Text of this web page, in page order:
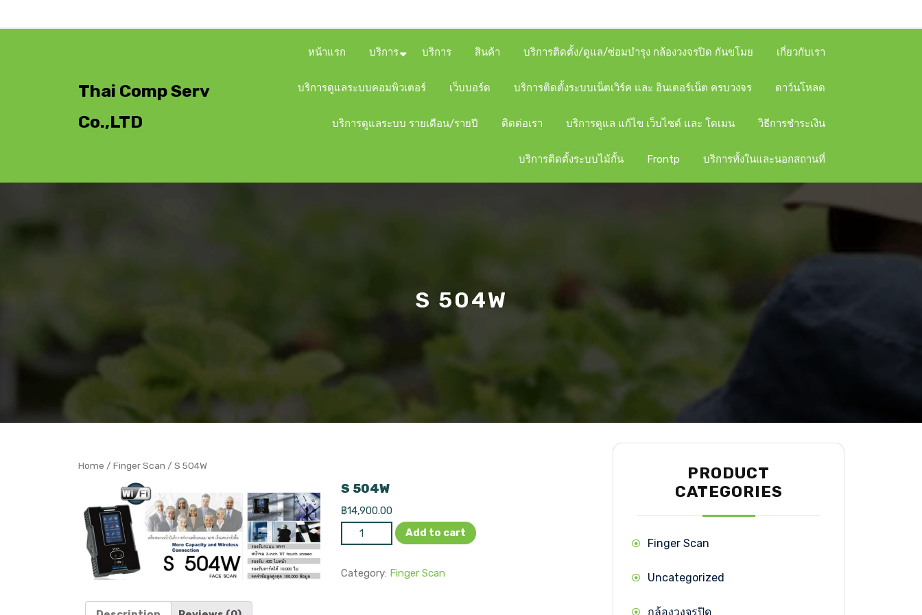
Thai Comp Serv
Co.,LTD
หน้าแรก บริการ บริการ สินค้า บริการติดตั้ง/ดูแล/ซ่อมบำรุง กล้องวงจรปิด กันขโมย เกี่ยวกับเรา
บริการดูแลระบบคอมพิวเตอร์ เว็บบอร์ด บริการติดตั้งระบบเน็ตเวิร์ค และ อินเตอร์เน็ต ครบวงจร ดาว์นโหลด
บริการดูแลระบบ รายเดือน/รายปี ติดต่อเรา บริการดูแล แก้ไข เว็บไซต์ และ โดเมน วิธีการชำระเงิน
บริการติดตั้งระบบไม้กั้น Frontp บริการทั้งในและนอกสถานที่
S 504W
Home / Finger Scan / S 504W
S 504W
฿14,900.00
S 504W quantityAdd to cart
Category: Finger Scan
PRODUCT
CATEGORIES
Finger Scan
Uncategorized
กล้องวงจรปิด